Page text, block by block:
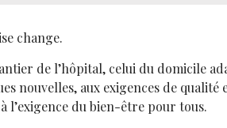
change.
de l’hôpital, celui du domicile
nouvelles, aux exigences de
l’exigence du bien-être pour tous.